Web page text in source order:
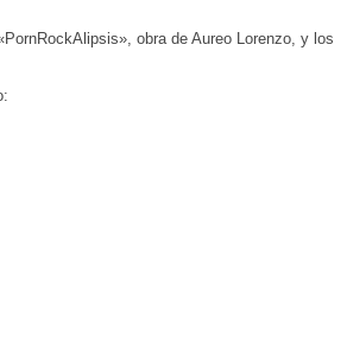
obra de Aureo Lorenzo, y los